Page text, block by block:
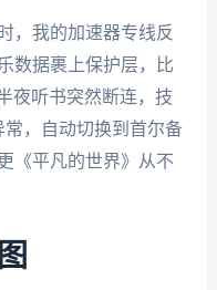
，我的加速器专线反
数据裹上保护层，比
夜听书突然断连，技
，自动切换到首尔备
《平凡的世界》从不